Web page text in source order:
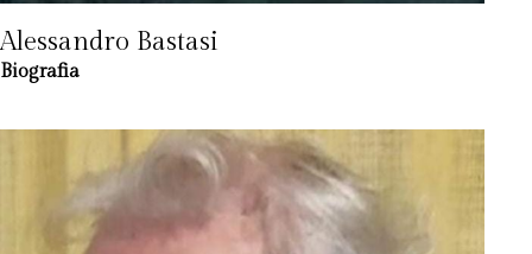
Alessandro Bastasi
Biografia